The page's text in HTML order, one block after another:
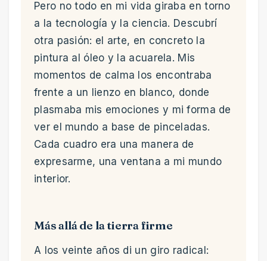
Pero no todo en mi vida giraba en torno
a la tecnología y la ciencia. Descubrí
otra pasión: el arte, en concreto la
pintura al óleo y la acuarela. Mis
momentos de calma los encontraba
frente a un lienzo en blanco, donde
plasmaba mis emociones y mi forma de
ver el mundo a base de pinceladas.
Cada cuadro era una manera de
expresarme, una ventana a mi mundo
interior.
Más allá de la tierra firme
A los veinte años di un giro radical: